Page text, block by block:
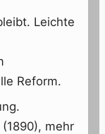
Leichte
Reform.
mehr